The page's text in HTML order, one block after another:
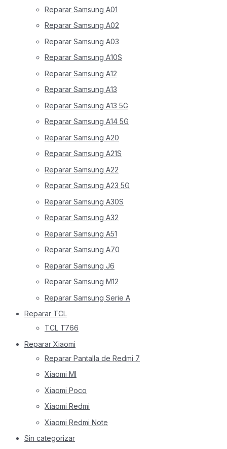
Reparar Samsung A01
Reparar Samsung A02
Reparar Samsung A03
Reparar Samsung A10S
Reparar Samsung A12
Reparar Samsung A13
Reparar Samsung A13 5G
Reparar Samsung A14 5G
Reparar Samsung A20
Reparar Samsung A21S
Reparar Samsung A22
Reparar Samsung A23 5G
Reparar Samsung A30S
Reparar Samsung A32
Reparar Samsung A51
Reparar Samsung A70
Reparar Samsung J6
Reparar Samsung M12
Reparar Samsung Serie A
Reparar TCL
TCL T766
Reparar Xiaomi
Reparar Pantalla de Redmi 7
Xiaomi MI
Xiaomi Poco
Xiaomi Redmi
Xiaomi Redmi Note
Sin categorizar